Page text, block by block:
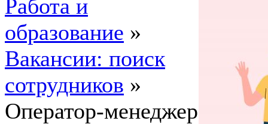
Работа и
образование »
Вакансии: поиск
сотрудников »
Оператор-менеджер